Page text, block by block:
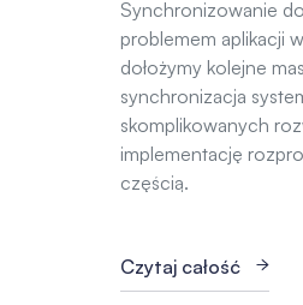
Synchronizowanie
problemem aplikacji
dołożymy kolejne
synchronizacja
skomplikowanych
implementację
częścią.
Czytaj całość